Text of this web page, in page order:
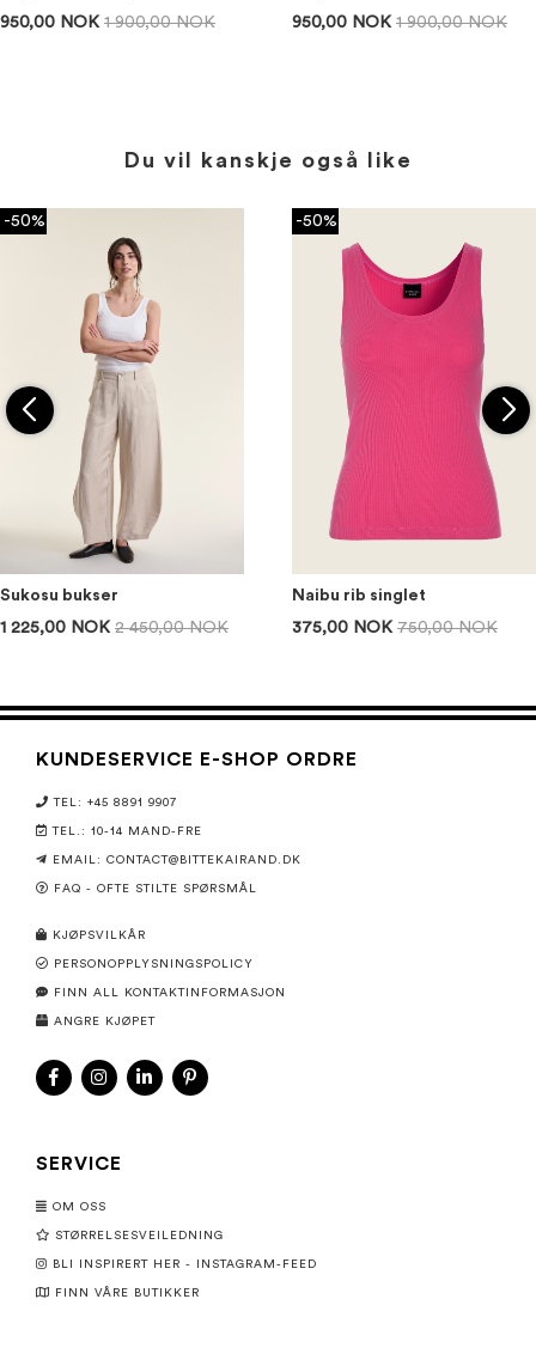
950,00 NOK 1 900,00 NOK
950,00 NOK 1 900,00 NOK
Du vil kanskje også like
-50%
Sukosu bukser
1 225,00 NOK 2 450,00 NOK
-50%
Naibu rib singlet
375,00 NOK 750,00 NOK
KUNDESERVICE E-SHOP ORDRE
TEL: +45 8891 9907
TEL.: 10-14 MAND-FRE
EMAIL: CONTACT@BITTEKAIRAND.DK
FAQ - OFTE STILTE SPØRSMÅL
KJØPSVILKÅR
PERSONOPPLYSNINGSPOLICY
FINN ALL KONTAKTINFORMASJON
ANGRE KJØPET
SERVICE
OM OSS
STØRRELSESVEILEDNING
BLI INSPIRERT HER - INSTAGRAM-FEED
FINN VÅRE BUTIKKER